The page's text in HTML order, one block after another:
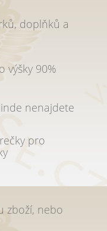
doplňků a
výšky 90%
nenajdete
pro
zboží, nebo